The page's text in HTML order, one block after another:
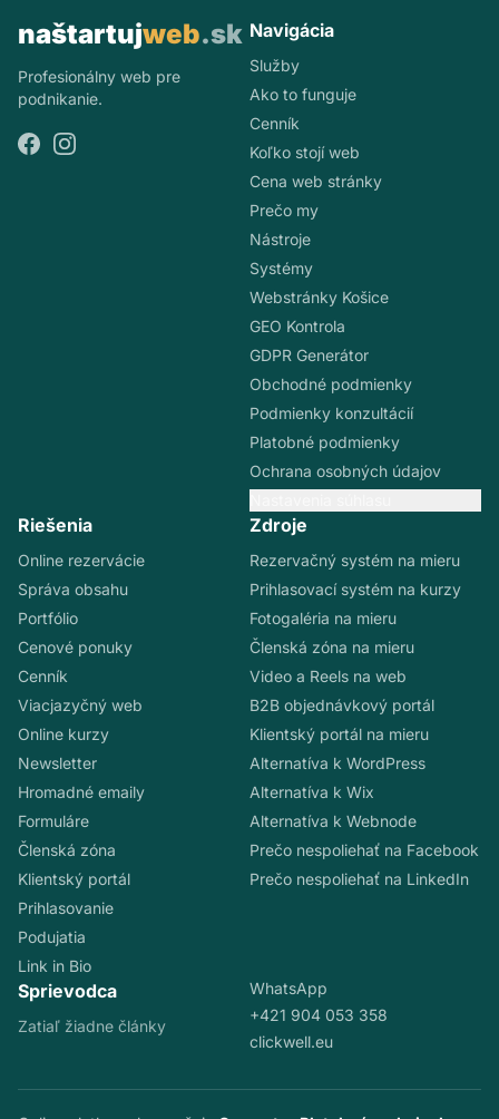
naštartujweb.sk
Profesionálny web pre
podnikanie.
Navigácia
Služby
Ako to funguje
Cenník
Koľko stojí web
Cena web stránky
Prečo my
Nástroje
Systémy
Webstránky Košice
GEO Kontrola
GDPR Generátor
Obchodné podmienky
Podmienky konzultácií
Platobné podmienky
Ochrana osobných údajov
Riešenia
Online rezervácie
Správa obsahu
Portfólio
Cenové ponuky
Cenník
Viacjazyčný web
Online kurzy
Newsletter
Hromadné emaily
Formuláre
Členská zóna
Klientský portál
Prihlasovanie
Podujatia
Link in Bio
Zdroje
Rezervačný systém na mieru
Prihlasovací systém na kurzy
Fotogaléria na mieru
Členská zóna na mieru
Video a Reels na web
B2B objednávkový portál
Klientský portál na mieru
Alternatíva k WordPress
Alternatíva k Wix
Alternatíva k Webnode
Prečo nespoliehať na Facebook
Prečo nespoliehať na LinkedIn
Sprievodca
Zatiaľ žiadne články
WhatsApp
+421 904 053 358
clickwell.eu